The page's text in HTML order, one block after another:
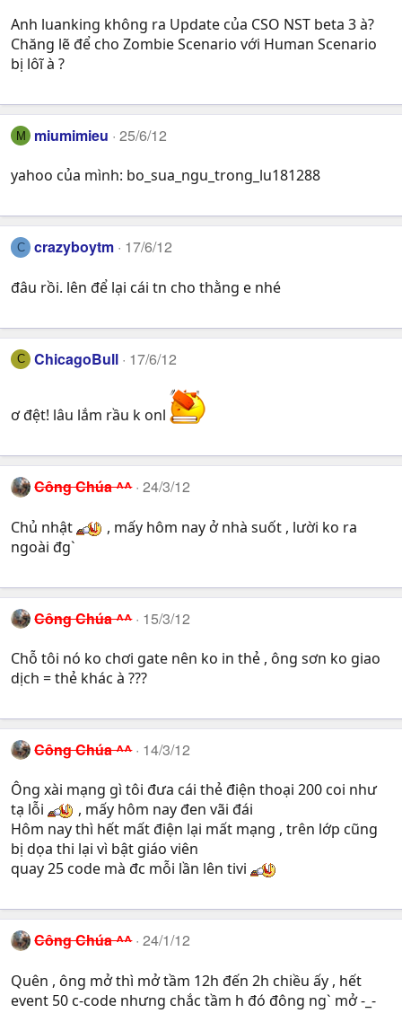
Anh luanking không ra Update của CSO NST beta 3 à?
Chăng lẽ để cho Zombie Scenario với Human Scenario
bị lôĩ à ?
M miumimieu 25/6/12
yahoo của mình: bo_sua_ngu_trong_lu181288
C crazyboytm 17/6/12
đâu rồi. lên để lại cái tn cho thằng e nhé
C ChicagoBull 17/6/12
ơ đệt! lâu lắm rầu k onl
Công Chúa ^^ 24/3/12
Chủ nhật
, mấy hôm nay ở nhà suốt , lười ko ra
ngoài đg`
Công Chúa ^^ 15/3/12
Chỗ tôi nó ko chơi gate nên ko in thẻ , ông sơn ko giao
dịch = thẻ khác à ???
Công Chúa ^^ 14/3/12
Ông xài mạng gì tôi đưa cái thẻ điện thoại 200 coi như
tạ lỗi
, mấy hôm nay đen vãi đái
Hôm nay thì hết mất điện lại mất mạng , trên lớp cũng
bị dọa thi lại vì bật giáo viên
quay 25 code mà đc mỗi lần lên tivi
Công Chúa ^^ 24/1/12
Quên , ông mở thì mở tầm 12h đến 2h chiều ấy , hết
event 50 c-code nhưng chắc tầm h đó đông ng` mở -_-